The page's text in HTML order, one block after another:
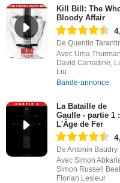
Kill Bill: The
Bloody Affair
De Quentin
Avec Uma Thurman,
David Carradine,
Liu
Bande-annonce
La Bataille de
Gaulle - partie 1 :
L'Âge de Fer
De Antonin Baudry
Avec Simon
Simon Russell
Florian Lesieur